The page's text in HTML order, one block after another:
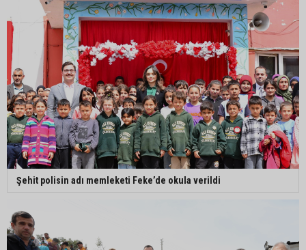
Şehit polisin adı memleketi Feke’de okula verildi